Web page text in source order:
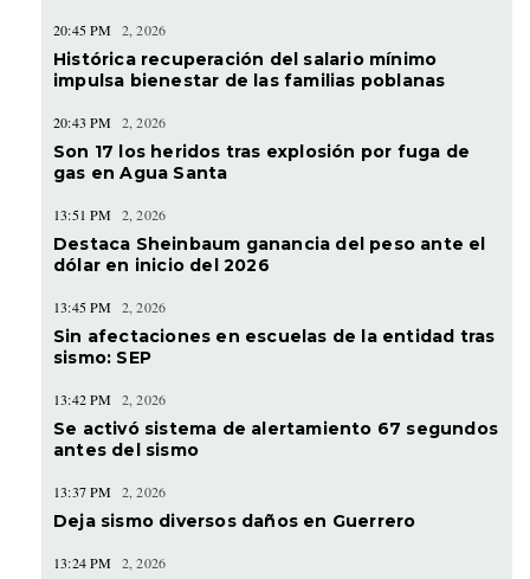
20:45 PM 2, 2026
Histórica recuperación del salario mínimo
impulsa bienestar de las familias poblanas
20:43 PM 2, 2026
Son 17 los heridos tras explosión por fuga de
gas en Agua Santa
13:51 PM 2, 2026
Destaca Sheinbaum ganancia del peso ante el
dólar en inicio del 2026
13:45 PM 2, 2026
Sin afectaciones en escuelas de la entidad tras
sismo: SEP
13:42 PM 2, 2026
Se activó sistema de alertamiento 67 segundos
antes del sismo
13:37 PM 2, 2026
Deja sismo diversos daños en Guerrero
13:24 PM 2, 2026